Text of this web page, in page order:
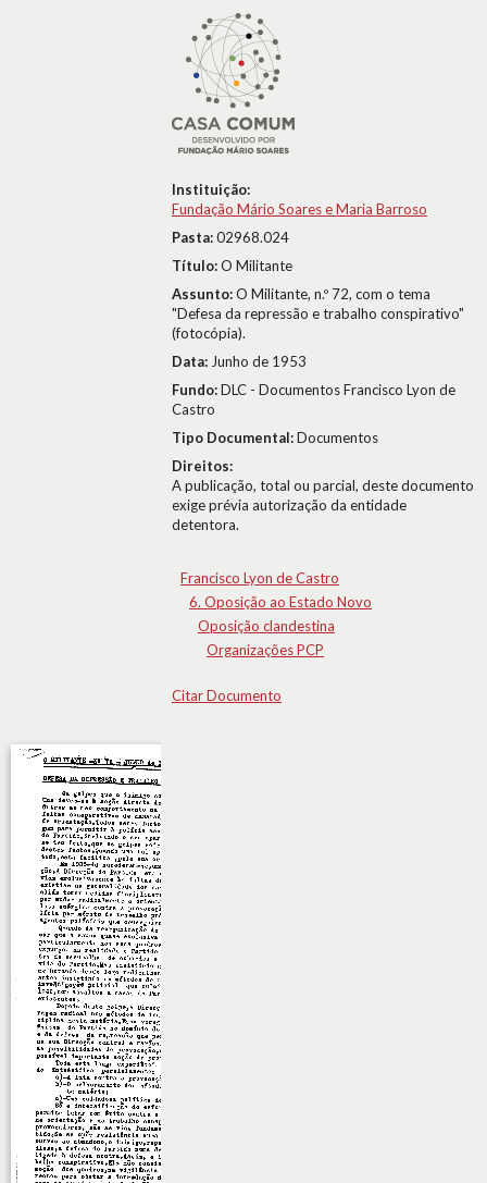
Instituição:
Fundação Mário Soares e Maria Barroso
Pasta:02968.024
Título:O Militante
Assunto:O Militante, n.º 72, com o tema
"Defesa da repressão e trabalho conspirativo"
(fotocópia).
Data: Junho de 1953
Fundo:DLC - Documentos Francisco Lyon de
Castro
Tipo Documental:Documentos
Direitos:
A publicação, total ou parcial, deste documento
exige prévia autorização da entidade
detentora.
Francisco Lyon de Castro
6. Oposição ao Estado Novo
Oposição clandestina
Organizações PCP
Citar Documento